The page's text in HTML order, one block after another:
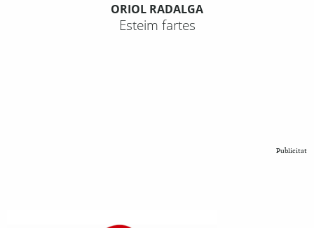
ORIOL RADALGA
Esteim fartes
Publicitat